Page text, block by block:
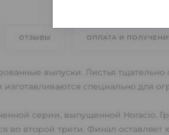
ОТЗЫВЫ ОПЛАТА И
выпуски. Листья
специально для
серии, выпущенной
во второй трети. Финал оставляет